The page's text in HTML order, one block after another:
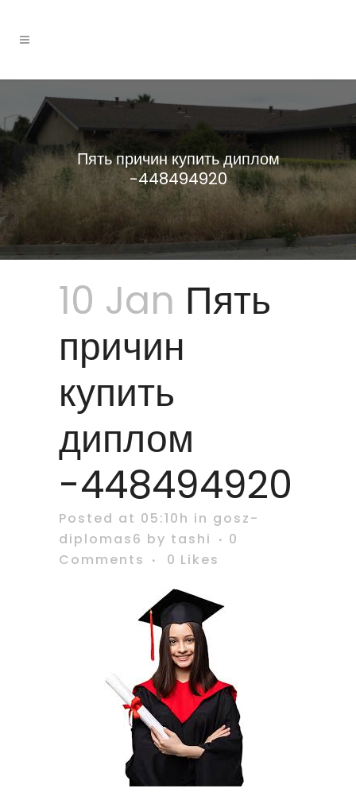
Пять причин купить диплом
-448494920
10 Jan Пять
причин
купить
диплом
-448494920
Posted at 05:10h in gosz-
diplomas6 by tashi
0
Comments
0 Likes